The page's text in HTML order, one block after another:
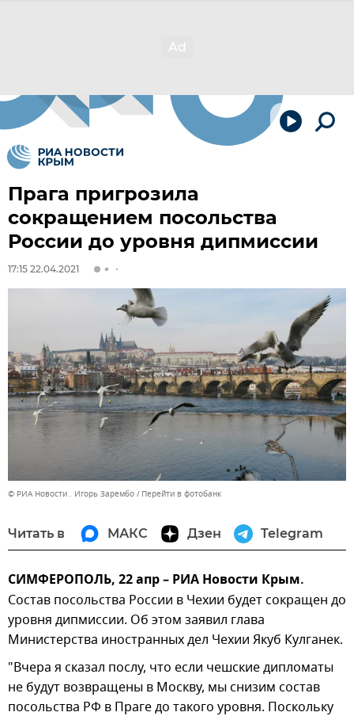
Прага пригрозила
сокращением посольства
России до уровня дипмиссии
17:15 22.04.2021
© РИА Новости . Игорь Зарембо Перейти в фотобанк
Читать в МАКС Дзен Telegram
СИМФЕРОПОЛЬ, 22 апр – РИА Новости Крым.
Состав посольства России в Чехии будет сокращен до
уровня дипмиссии. Об этом заявил глава
Министерства иностранных дел Чехии Якуб Кулганек.
"Вчера я сказал послу, что если чешские дипломаты
не будут возвращены в Москву, мы снизим состав
посольства РФ в Праге до такого уровня. Поскольку